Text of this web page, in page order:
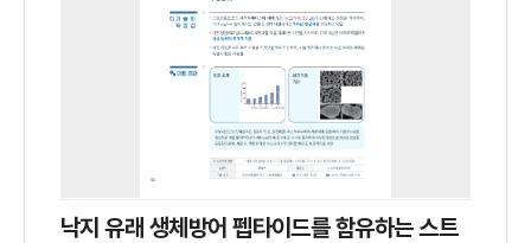
낙지 유래 생체방어 펩타이드를 함유하는 스트